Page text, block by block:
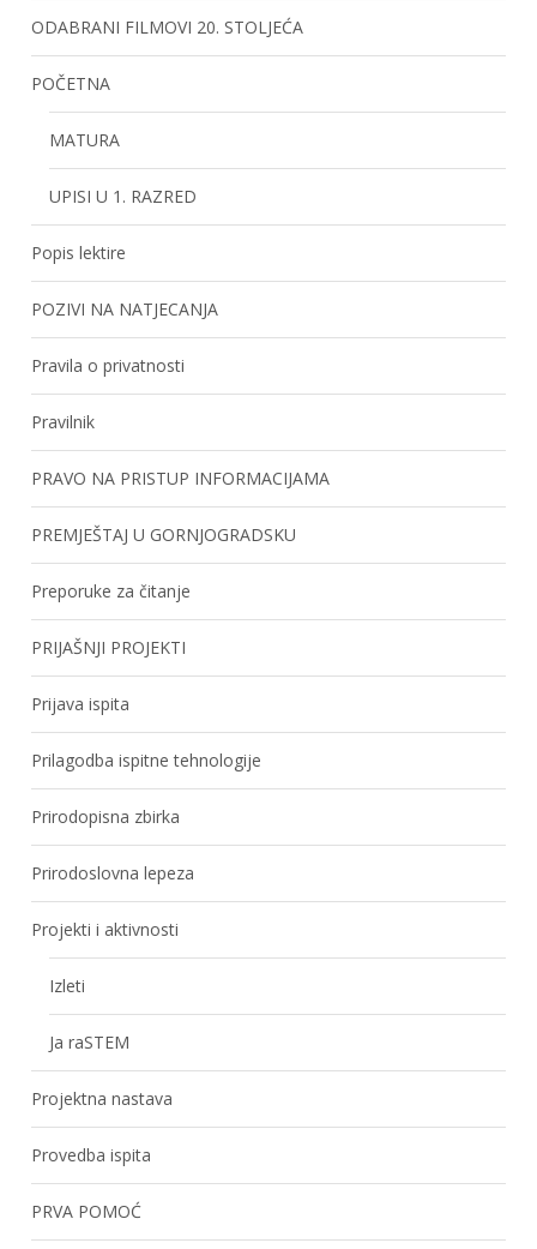
ODABRANI FILMOVI 20. STOLJEĆA
POČETNA
MATURA
UPISI U 1. RAZRED
Popis lektire
POZIVI NA NATJECANJA
Pravila o privatnosti
Pravilnik
PRAVO NA PRISTUP INFORMACIJAMA
PREMJEŠTAJ U GORNJOGRADSKU
Preporuke za čitanje
PRIJAŠNJI PROJEKTI
Prijava ispita
Prilagodba ispitne tehnologije
Prirodopisna zbirka
Prirodoslovna lepeza
Projekti i aktivnosti
Izleti
Ja raSTEM
Projektna nastava
Provedba ispita
PRVA POMOĆ